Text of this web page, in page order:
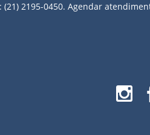
(21) 2195-0450. Agendar